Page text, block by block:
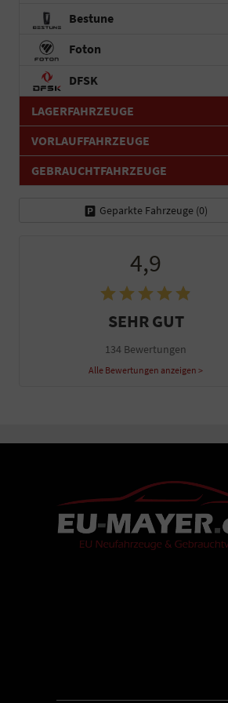
Bestune
Foton
DFSK
LAGERFAHRZEUGE
VORLAUFFAHRZEUGE
GEBRAUCHTFAHRZEUGE
Geparkte Fahrzeuge (0)
4,9
SEHR GUT
134 Bewertungen
Alle Bewertungen anzeigen >